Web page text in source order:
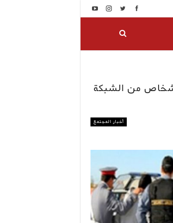
من الشبكة
أخبار المجتمع